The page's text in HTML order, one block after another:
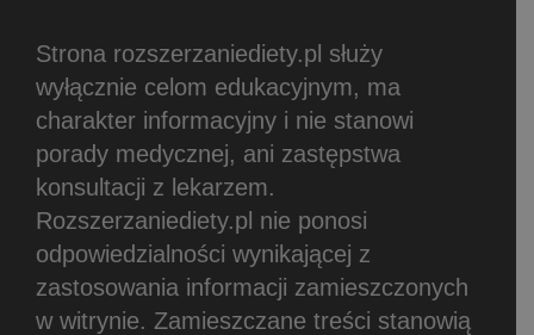
Strona rozszerzaniediety.pl służy
wyłącznie celom edukacyjnym, ma
charakter informacyjny i nie stanowi
porady medycznej, ani zastępstwa
konsultacji z lekarzem.
Rozszerzaniediety.pl nie ponosi
odpowiedzialności wynikającej z
zastosowania informacji zamieszczonych
w witrynie. Zamieszczane treści stanowią